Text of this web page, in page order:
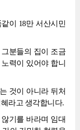
이 18만 서산시민
분들의 집이 조금
력이 있어야 합니
것이 아니라 뒤처
라고 생각합니다.
기를 바라며 임대